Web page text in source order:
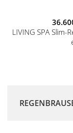
LIVING SPA Slim-